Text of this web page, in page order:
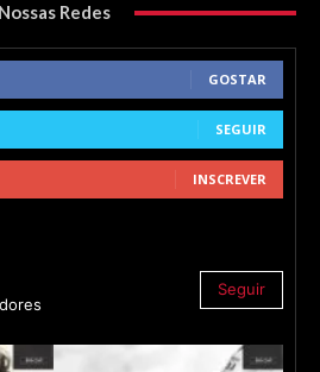
Nossas Redes
GOSTAR
SEGUIR
INSCREVER
Seguir